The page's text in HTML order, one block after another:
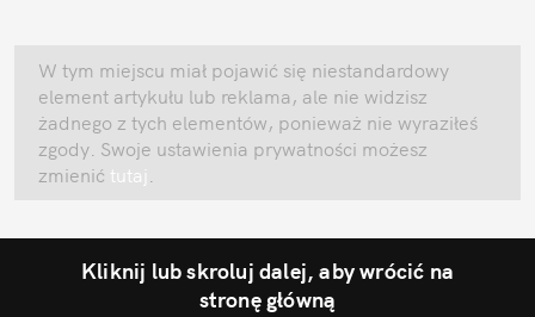
W tym miejscu miał pojawić się niestandardowy
element artykułu lub reklama, ale nie widzisz
żadnego z tych elementów, ponieważ nie wyraziłeś
zgody. Swoje ustawienia prywatności możesz
zmienić tutaj .
Kliknij lub skroluj dalej, aby wrócić na
stronę główną